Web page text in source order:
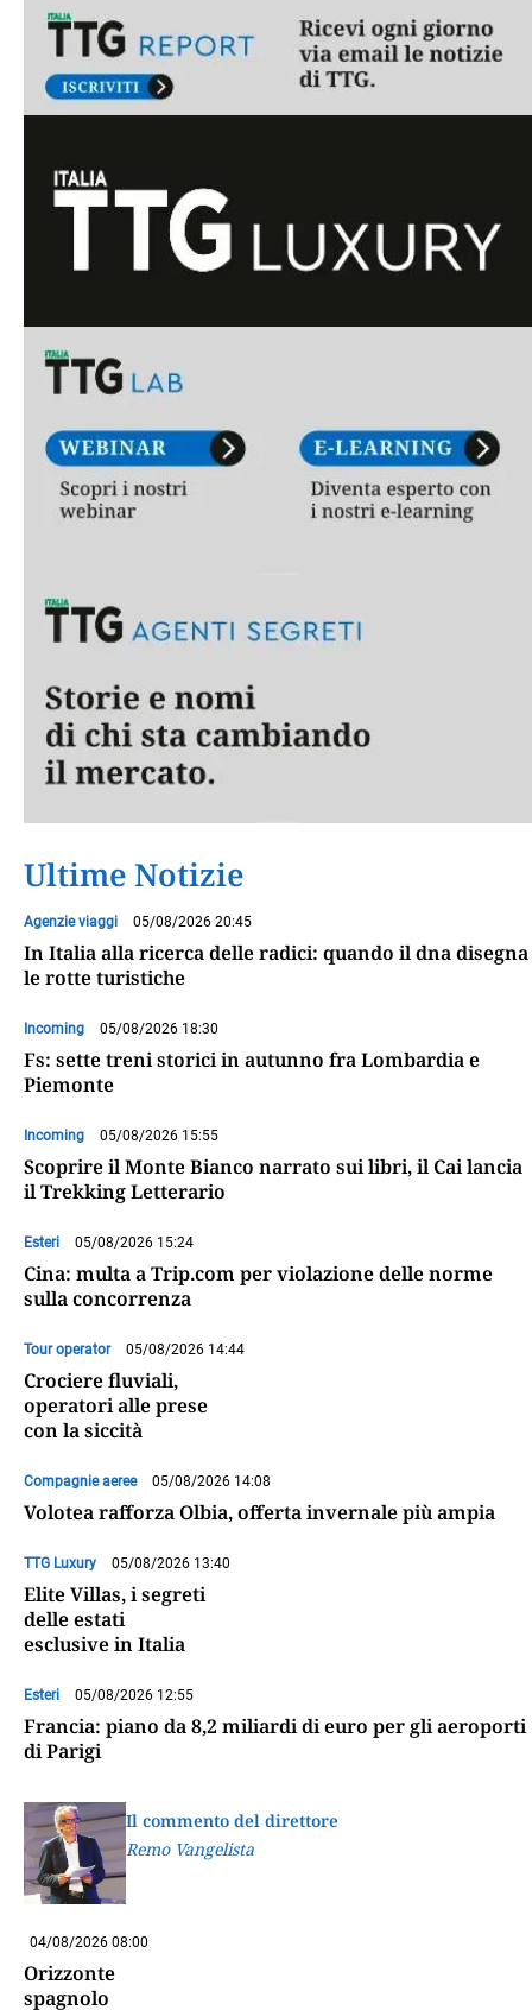
Ultime Notizie
Agenzie viaggi 05/08/2026 20:45
In Italia alla ricerca delle radici: quando il dna disegna
le rotte turistiche
Incoming 05/08/2026 18:30
Fs: sette treni storici in autunno fra Lombardia e
Piemonte
Incoming 05/08/2026 15:55
Scoprire il Monte Bianco narrato sui libri, il Cai lancia
il Trekking Letterario
Esteri 05/08/2026 15:24
Cina: multa a Trip.com per violazione delle norme
sulla concorrenza
Tour operator 05/08/2026 14:44
Crociere fluviali,
operatori alle prese
con la siccità
Compagnie aeree 05/08/2026 14:08
Volotea rafforza Olbia, offerta invernale più ampia
TTG Luxury 05/08/2026 13:40
Elite Villas, i segreti
delle estati
esclusive in Italia
Esteri 05/08/2026 12:55
Francia: piano da 8,2 miliardi di euro per gli aeroporti
di Parigi
Il commento del direttore
Remo Vangelista
04/08/2026 08:00
Orizzonte
spagnolo